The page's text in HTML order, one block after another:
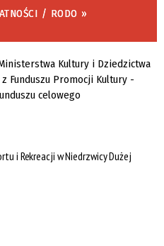
/ RODO »
i Rekreacji w Niedrzwicy Dużej